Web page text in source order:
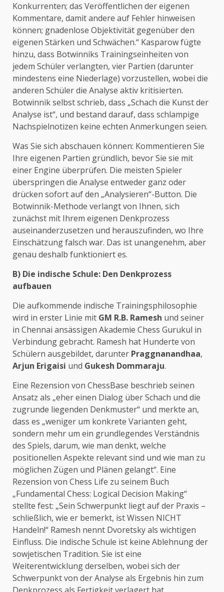
Konkurrenten; das Veröffentlichen der eigenen
Kommentare, damit andere auf Fehler hinweisen
können; gnadenlose Objektivität gegenüber den
eigenen Stärken und Schwächen.“ Kasparow fügte
hinzu, dass Botwinniks Trainingseinheiten von
jedem Schüler verlangten, vier Partien (darunter
mindestens eine Niederlage) vorzustellen, wobei die
anderen Schüler die Analyse aktiv kritisierten.
Botwinnik selbst schrieb, dass „Schach die Kunst der
Analyse ist“, und bestand darauf, dass schlampige
Nachspielnotizen keine echten Anmerkungen seien.
Was Sie sich abschauen können: Kommentieren Sie
Ihre eigenen Partien gründlich, bevor Sie sie mit
einer Engine überprüfen. Die meisten Spieler
überspringen die Analyse entweder ganz oder
drücken sofort auf den „Analysieren“-Button. Die
Botwinnik-Methode verlangt von Ihnen, sich
zunächst mit Ihrem eigenen Denkprozess
auseinanderzusetzen und herauszufinden, wo Ihre
Einschätzung falsch war. Das ist unangenehm, aber
genau deshalb funktioniert es.
B) Die indische Schule: Den Denkprozess
aufbauen
Die aufkommende indische Trainingsphilosophie
wird in erster Linie mit GM R.B. Ramesh und seiner
in Chennai ansässigen Akademie Chess Gurukul in
Verbindung gebracht. Ramesh hat Hunderte von
Schülern ausgebildet, darunter Praggnanandhaa,
Arjun Erigaisi und Gukesh Dommaraju.
Eine Rezension von ChessBase beschrieb seinen
Ansatz als „eher einen Dialog über Schach und die
zugrunde liegenden Denkmuster“ und merkte an,
dass es „weniger um konkrete Varianten geht,
sondern mehr um ein grundlegendes Verständnis
des Spiels, darum, wie man denkt, welche
positionellen Aspekte relevant sind und wie man zu
möglichen Zügen und Plänen gelangt“. Eine
Rezension von Chess Life zu seinem Buch
„Fundamental Chess: Logical Decision Making“
stellte fest: „Sein Schwerpunkt liegt auf der Praxis –
schließlich, wie er bemerkt, ist Wissen NICHT
Handeln!“ Ramesh nennt Dvoretsky als wichtigen
Einfluss. Die indische Schule ist keine Ablehnung der
sowjetischen Tradition. Sie ist eine
Weiterentwicklung derselben, wobei sich der
Schwerpunkt von der Analyse als Ergebnis hin zum